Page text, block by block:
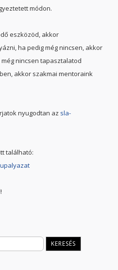
módon.
eszközöd, akkor
ha pedig még nincsen, akkor
nincsen tapasztalatod
akkor szakmai mentoraink
nyugodtan az sla-
található: